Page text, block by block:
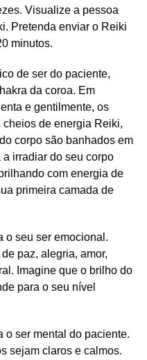
Visualize a pessoa
Pretenda enviar o Reiki
minutos.
de ser do paciente,
da coroa. Em
e gentilmente, os
de energia Reiki,
corpo são banhados em
irradiar do seu corpo
com energia de
primeira camada de
o seu ser emocional.
paz, alegria, amor,
Imagine que o brilho do
para o seu nível
o ser mental do paciente.
sejam claros e calmos.